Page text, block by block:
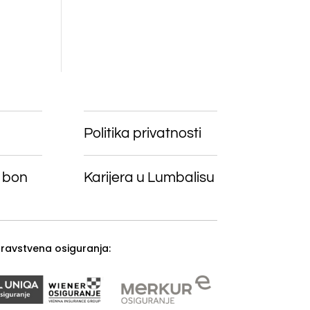
Politika privatnosti
Karijera u Lumbalisu
osiguranja: